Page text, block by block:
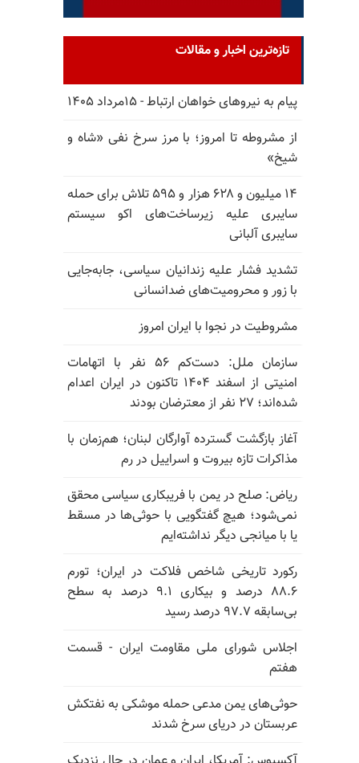
تازه‌ترین اخبار و مقالات
پیام به نیروهای خواهان ارتباط - ۱۵مرداد ۱۴۰۵
از مشروطه تا امروز؛ با مرز سرخ نفی «شاه و
شیخ»
۱۴ میلیون و ۶۲۸ هزار و ۵۹۵ تلاش برای حمله
سایبری علیه زیرساخت‌های اکو سیستم
سایبری آلبانی
تشدید فشار علیه زندانیان سیاسی، جابه‌جایی
با زور و محرومیت‌های ضدانسانی
مشروطیت در نجوا با ایران امروز
سازمان ملل: دست‌کم ۵۶ نفر با اتهامات
امنیتی از اسفند ۱۴۰۴ تاکنون در ایران اعدام
شده‌اند؛ ۲۷ نفر از معترضان بودند
آغاز بازگشت گسترده آوارگان لبنان؛ هم‌زمان با
مذاکرات تازه بیروت و اسراییل در رم
ریاض: صلح در یمن با فریبکاری سیاسی محقق
نمی‌شود؛ هیچ گفتگویی با حوثی‌ها در مسقط
یا با میانجی دیگر نداشته‌ایم
رکورد تاریخی شاخص فلاکت در ایران؛ تورم
۸۸.۶ درصد و بیکاری ۹.۱ درصد به سطح
بی‌سابقه ۹۷.۷ درصد رسید
اجلاس شورای ملی مقاومت ایران - قسمت
هفتم
حوثی‌های یمن مدعی حمله موشکی به نفتکش
عربستان در دریای سرخ شدند